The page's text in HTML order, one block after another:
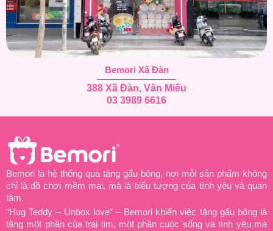
Bemori Xã Đàn
388 Xã Đàn, Văn Miếu
03 3989 6616
Bemori là hệ thống quà tặng gấu bông, nơi mỗi sản phẩm không
chỉ là đồ chơi mềm mại, mà là biểu tượng của tình yêu và quan
tâm.
“Hug Teddy – Unbox love” – Bemori khiến việc tặng gấu bông là
tặng một phần của trái tim, một phần cuộc sống và tình yêu mà